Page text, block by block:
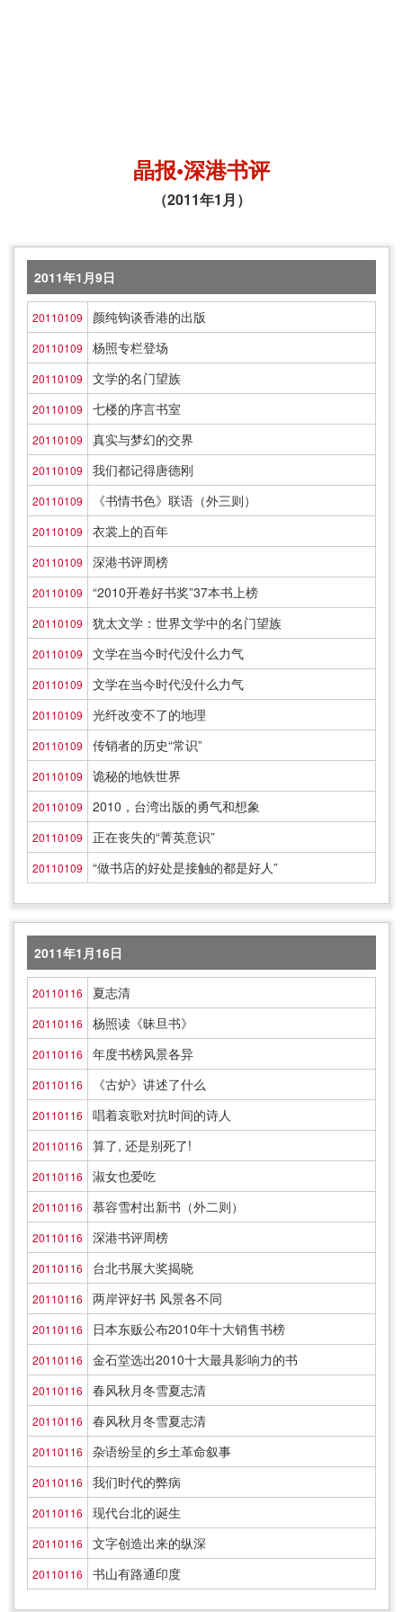
晶报•深港书评
（2011年1月）
2011年1月9日
20110109 颜纯钩谈香港的出版
20110109 杨照专栏登场
20110109 文学的名门望族
20110109 七楼的序言书室
20110109 真实与梦幻的交界
20110109 我们都记得唐德刚
20110109 《书情书色》联语（外三则）
20110109 衣裳上的百年
20110109 深港书评周榜
20110109 “2010开卷好书奖”37本书上榜
20110109 犹太文学：世界文学中的名门望族
20110109 文学在当今时代没什么力气
20110109 文学在当今时代没什么力气
20110109 光纤改变不了的地理
20110109 传销者的历史“常识”
20110109 诡秘的地铁世界
20110109 2010，台湾出版的勇气和想象
20110109 正在丧失的“菁英意识”
20110109 “做书店的好处是接触的都是好人”
2011年1月16日
20110116 夏志清
20110116 杨照读《昧旦书》
20110116 年度书榜风景各异
20110116 《古炉》讲述了什么
20110116 唱着哀歌对抗时间的诗人
20110116 算了, 还是别死了!
20110116 淑女也爱吃
20110116 慕容雪村出新书（外二则）
20110116 深港书评周榜
20110116 台北书展大奖揭晓
20110116 两岸评好书 风景各不同
20110116 日本东贩公布2010年十大销售书榜
20110116 金石堂选出2010十大最具影响力的书
20110116 春风秋月冬雪夏志清
20110116 春风秋月冬雪夏志清
20110116 杂语纷呈的乡土革命叙事
20110116 我们时代的弊病
20110116 现代台北的诞生
20110116 文字创造出来的纵深
20110116 书山有路通印度